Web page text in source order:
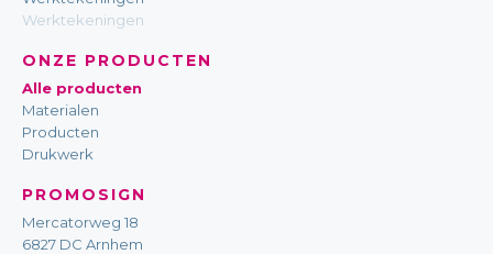
Werktekeningen
ONZE PRODUCTEN
Alle producten
Materialen
Producten
Drukwerk
PROMOSIGN
Mercatorweg 18
6827 DC Arnhem